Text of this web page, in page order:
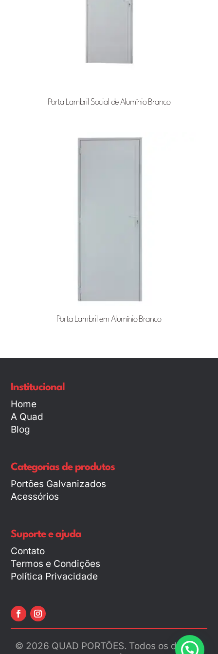
Porta Lambril Social de Alumínio Branco
Porta Lambril em Alumínio Branco
Institucional
Home
A Quad
Blog
Categorias de produtos
Portões Galvanizados
Acessórios
Suporte e ajuda
Contato
Termos e Condições
Política Privacidade
© 2026 QUAD PORTÕES. Todos os direitos